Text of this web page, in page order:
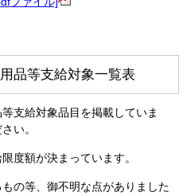
品等支給対象一覧表
支給対象品目を掲載していま
い。
度額が決まっています。
の等、御不明な点がありました